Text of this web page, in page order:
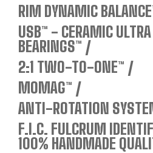
RIM DYNAMIC
USB™ - CERAMIC
BEARINGS™
2:1 TWO-TO-ONE™
MOMAG™
ANTI-ROTATION
F.I.C. FULCRUM
100% HANDMADE